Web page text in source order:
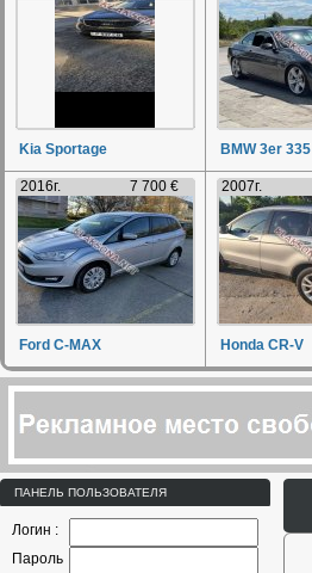
Kia Sportage BMW 3er 335
2016г. 7 700 €
Ford C-MAX
2007г.
Honda CR-V
ПАНЕЛЬ ПОЛЬЗОВАТЕЛЯ
Логин :
Пароль